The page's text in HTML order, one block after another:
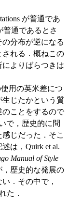
が普通であ
普通であるとさ
分布が逆になる
される．概ねこの
よりばらつきは
用の英米差につ
じたかという質
のことをするので
で，歴史的に問
じだった．そこ
は，Quirk et al.
Manual of Style
歴史的な発展の
．その中で，
た．